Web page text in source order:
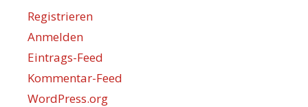
Registrieren
Anmelden
Eintrags-Feed
Kommentar-Feed
WordPress.org